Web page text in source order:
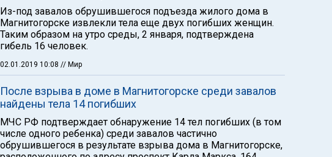
Из-под завалов обрушившегося подъезда жилого дома в
Магнитогорске извлекли тела еще двух погибших женщин.
Таким образом на утро среды, 2 января, подтверждена
гибель 16 человек.
02.01.2019 10:08 // Мир
После взрыва в доме в Магнитогорске среди завалов
найдены тела 14 погибших
МЧС РФ подтверждает обнаружение 14 тел погибших (в том
числе одного ребенка) среди завалов частично
обрушившегося в результате взрыва дома в Магнитогорске,